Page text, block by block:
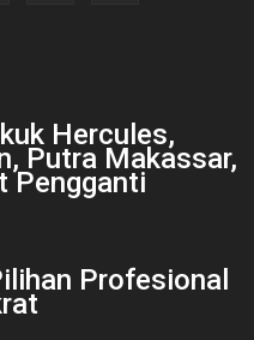
Hercules,
Putra Makassar,
Pengganti
Profesional